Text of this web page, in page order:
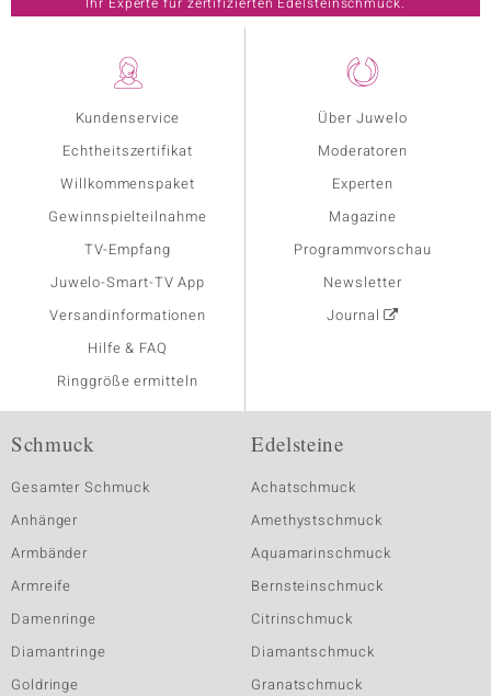
Kundenservice
Echtheitszertifikat
Willkommenspaket
Gewinnspielteilnahme
TV-Empfang
Juwelo-Smart-TV App
Versandinformationen
Hilfe & FAQ
Ringgröße ermitteln
Über Juwelo
Moderatoren
Experten
Magazine
Programmvorschau
Newsletter
Journal
Schmuck
Gesamter Schmuck
Anhänger
Armbänder
Armreife
Damenringe
Diamantringe
Goldringe
Edelsteine
Achatschmuck
Amethystschmuck
Aquamarinschmuck
Bernsteinschmuck
Citrinschmuck
Diamantschmuck
Granatschmuck